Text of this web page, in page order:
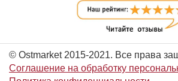
© Ostmarket 2015-2021. Все права
Соглашение на обработку